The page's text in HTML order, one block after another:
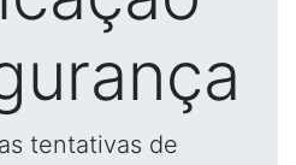
tentativas de